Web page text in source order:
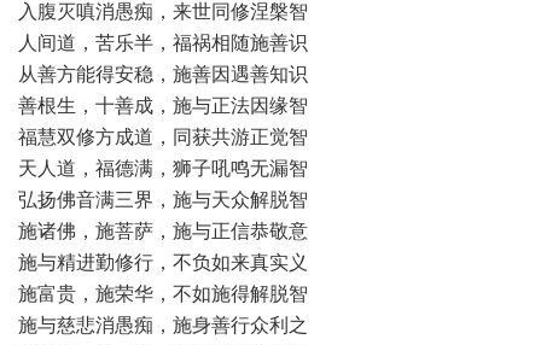
入腹灭嗔消愚痴，来世同修涅槃智
人间道，苦乐半，福祸相随施善识
从善方能得安稳，施善因遇善知识
善根生，十善成，施与正法因缘智
福慧双修方成道，同获共游正觉智
天人道，福德满，狮子吼鸣无漏智
弘扬佛音满三界，施与天众解脱智
施诸佛，施菩萨，施与正信恭敬意
施与精进勤修行，不负如来真实义
施富贵，施荣华，不如施得解脱智
施与慈悲消愚痴，施身善行众利之